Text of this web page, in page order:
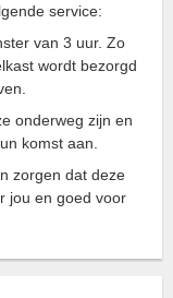
service:
van 3 uur. Zo
wordt bezorgd
onderweg zijn en
komst aan.
zorgen dat deze
jou en goed voor